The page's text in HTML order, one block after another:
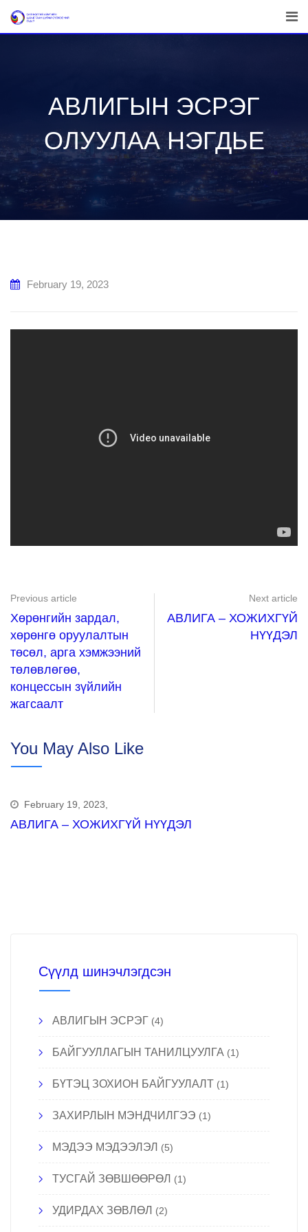
Skip
АВЛИГЫН ЭСРЭГ
ОЛУУЛАА НЭГДЬЕ
February 19, 2023
Previous article
Хөрөнгийн зардал,
хөрөнгө оруулалтын
төсөл, арга хэмжээний
төлөвлөгөө,
концессын зүйлийн
жагсаалт
Next article
АВЛИГА – ХОЖИХГҮЙ
НҮҮДЭЛ
You May Also Like
February 19, 2023,
АВЛИГА – ХОЖИХГҮЙ НҮҮДЭЛ
Сүүлд шинэчлэгдсэн
АВЛИГЫН ЭСРЭГ (4)
БАЙГУУЛЛАГЫН ТАНИЛЦУУЛГА (1)
БҮТЭЦ ЗОХИОН БАЙГУУЛАЛТ (1)
ЗАХИРЛЫН МЭНДЧИЛГЭЭ (1)
МЭДЭЭ МЭДЭЭЛЭЛ (5)
ТУСГАЙ ЗӨВШӨӨРӨЛ (1)
УДИРДАХ ЗӨВЛӨЛ (2)